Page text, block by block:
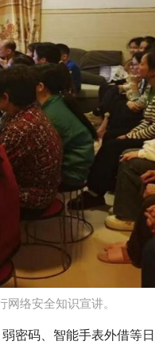
网络安全知识宣讲​。
密码、智能手表外借等